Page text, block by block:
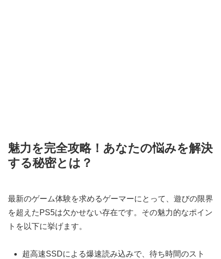
魅力を完全攻略！あなたの悩みを解決
する秘密とは？
最新のゲーム体験を求めるゲーマーにとって、遊びの限界
を超えたPS5は欠かせない存在です。その魅力的なポイン
トを以下に挙げます。
超高速SSDによる爆速読み込みで、待ち時間のスト